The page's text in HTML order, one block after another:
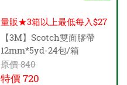
量販★3箱以上最低每入$27
元【3M】Scotch雙面膠帶
12mm*5yd-24包/箱
原價840
特價720